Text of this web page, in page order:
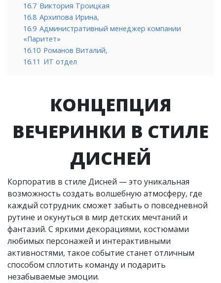
16.7 Виктория Троицкая
16.8 Архипова Ирина,
16.9 Административный менеджер компании
«Паритет»
16.10 Романов Виталий,
16.11 ИТ отдел
КОНЦЕПЦИЯ
ВЕЧЕРИНКИ В СТИЛЕ
ДИСНЕЙ
Корпоратив в стиле Дисней — это уникальная
возможность создать волшебную атмосферу, где
каждый сотрудник сможет забыть о повседневной
рутине и окунуться в мир детских мечтаний и
фантазий. С яркими декорациями, костюмами
любимых персонажей и интерактивными
активностями, такое событие станет отличным
способом сплотить команду и подарить
незабываемые эмоции.